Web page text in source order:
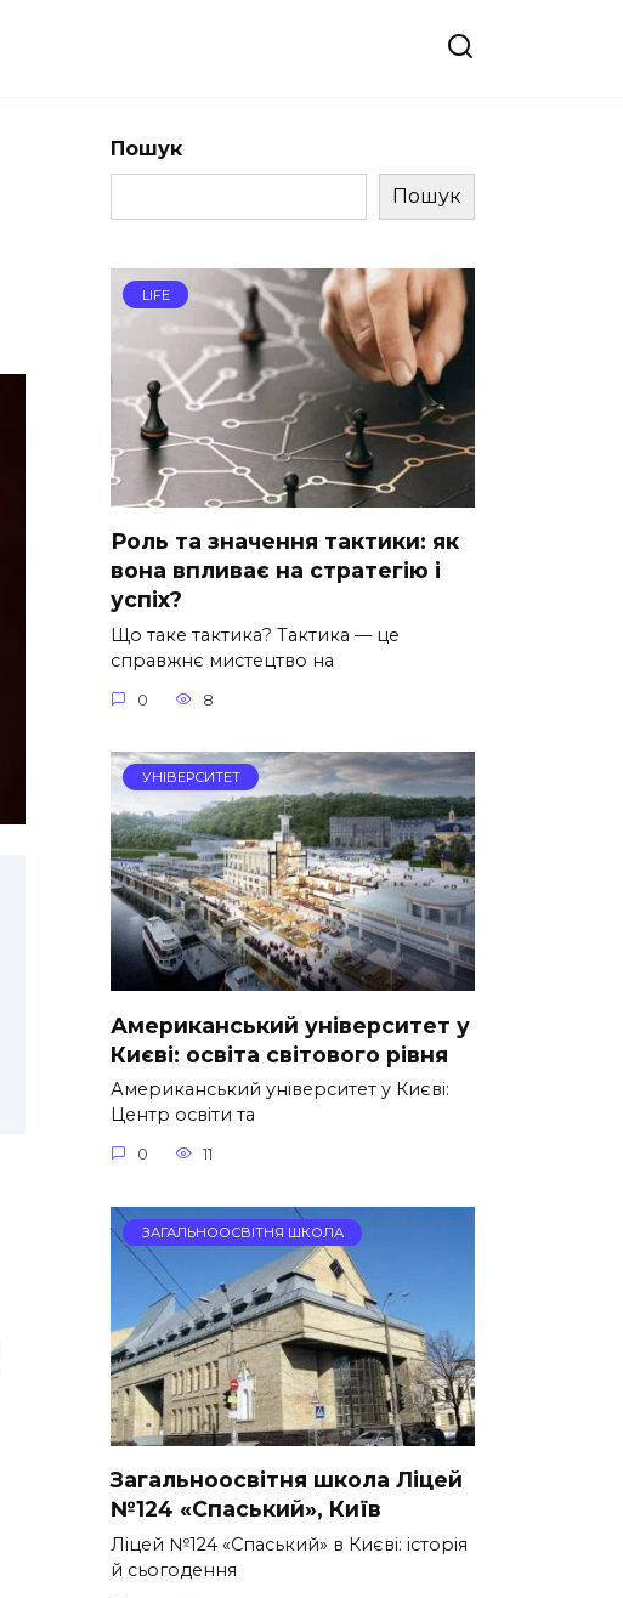
Пошук
Пошук
LIFE
Роль та значення тактики: як
вона впливає на стратегію і
успіх?
Що таке тактика? Тактика — це
справжнє мистецтво на
0 8
УНІВЕРСИТЕТ
Американський університет у
Києві: освіта світового рівня
Американський університет у Києві:
Центр освіти та
0 11
ЗАГАЛЬНООСВІТНЯ ШКОЛА
Загальноосвітня школа Ліцей
№124 «Спаський», Київ
Ліцей №124 «Спаський» в Києві: історія
й сьогодення